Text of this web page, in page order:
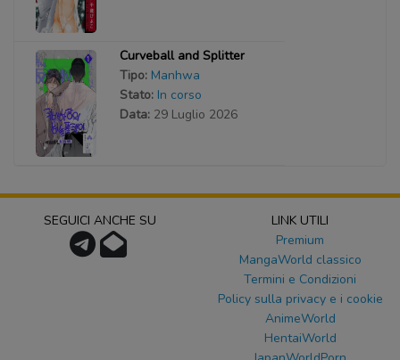
Curveball and Splitter
Tipo: Manhwa
Stato: In corso
Data: 29 Luglio 2026
SEGUICI ANCHE SU
LINK UTILI
Premium
MangaWorld classico
Termini e Condizioni
Policy sulla privacy e i cookie
AnimeWorld
HentaiWorld